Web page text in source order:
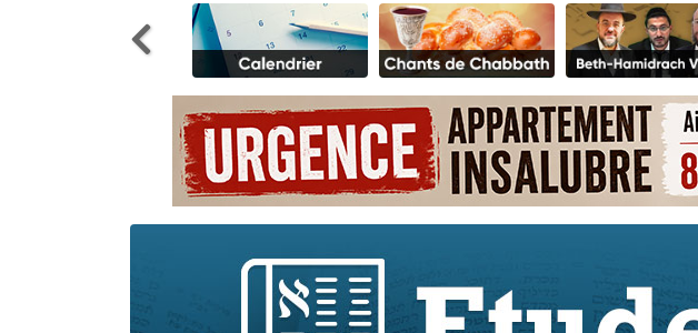
39 personnes viennent de faire un don
Il reste 49 places pour étudier en
Ariel vient de donner son Maasser
Nathaniel vient de donner son Maasser
6 personnes viennent de faire un don
2 personnes viennent de faire un don
10 personnes viennent de demander une
2 personnes viennent de nous rejoindre sur